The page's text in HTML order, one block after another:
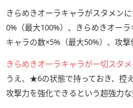
きらめきオーラキャラがスタメン
0%（最大100%）、きらめきオー
キャラの数×5%（最大50%）、攻撃
きらめきオーラキャラが一切スタ
うえ、★6の状態で持っておき、控
攻撃力を強化できるという超強力な